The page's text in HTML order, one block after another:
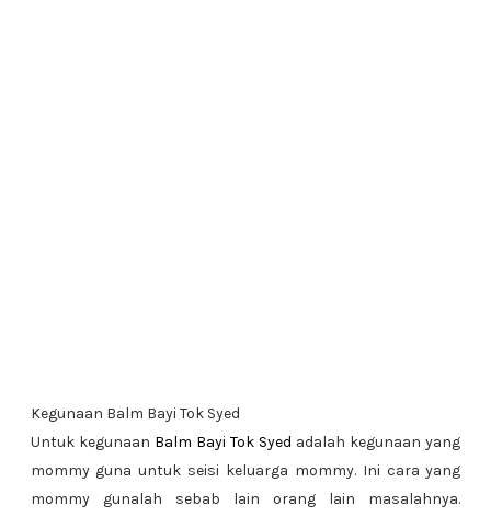
Kegunaan Balm Bayi Tok Syed
Untuk kegunaan Balm Bayi Tok Syed adalah kegunaan yang
mommy guna untuk seisi keluarga mommy. Ini cara yang
mommy gunalah sebab lain orang lain masalahnya.